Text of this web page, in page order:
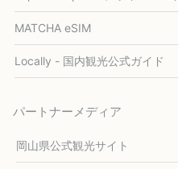
MATCHA eSIM
Locally - 国内観光公式ガイド
パートナーメディア
岡山県公式観光サイト